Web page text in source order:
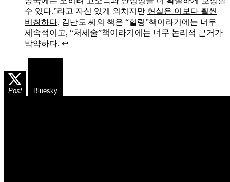
수 있다.”라고 자신 있게 외치지만 현실은 이보다 훨씬
비참하다. 김난도 씨의 책은 “힐링”책이라기에는 너무
세속적이고, “처세술”책이라기에는 너무 논리적 근거가
박약하다. ↩
Post Bluesky